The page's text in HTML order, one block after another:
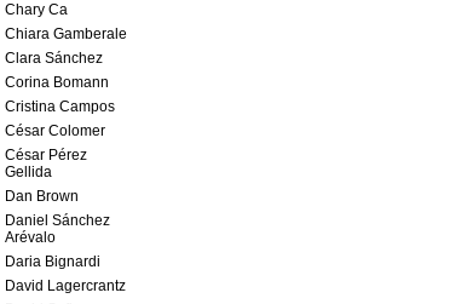
Chary Ca
Chiara Gamberale
Clara Sánchez
Corina Bomann
Cristina Campos
César Colomer
César Pérez
Gellida
Dan Brown
Daniel Sánchez
Arévalo
Daria Bignardi
David Lagercrantz